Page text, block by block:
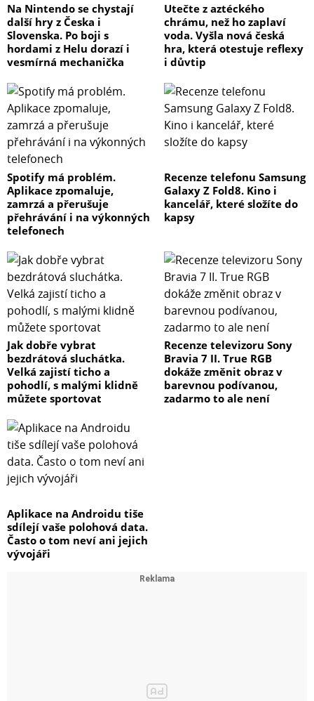
Na Nintendo se chystají
další hry z Česka i
Slovenska. Po boji s
hordami z Helu dorazí i
vesmírná mechanička
Utečte z aztéckého
chrámu, než ho zaplaví
voda. Vyšla nová česká
hra, která otestuje reflexy
i důvtip
Spotify má problém.
Aplikace zpomaluje,
zamrzá a přerušuje
přehrávání i na výkonných
telefonech
Recenze telefonu Samsung
Galaxy Z Fold8. Kino i
kancelář, které složíte do
kapsy
Jak dobře vybrat
bezdrátová sluchátka.
Velká zajistí ticho a
pohodlí, s malými klidně
můžete sportovat
Recenze televizoru Sony
Bravia 7 II. True RGB
dokáže změnit obraz v
barevnou podívanou,
zadarmo to ale není
Aplikace na Androidu tiše
sdílejí vaše polohová data.
Často o tom neví ani jejich
vývojáři